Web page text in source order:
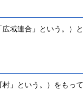
域連合」という。）と
」という。）をもって